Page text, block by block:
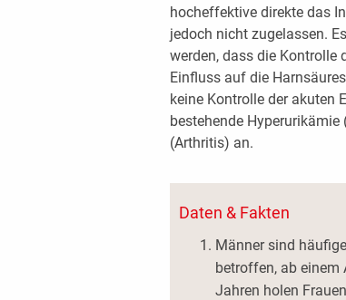
hocheffektive direkte das
jedoch nicht zugelassen.
werden, dass die Kontrolle
Einfluss auf die
keine Kontrolle der akuten
bestehende
(Arthritis) an.
Daten & Fakten
Männer sind
betroffen, ab einem
Jahren holen